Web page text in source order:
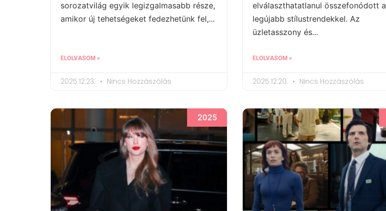
sorozatvilág egyik legizgalmasabb része,
amikor új tehetségeket fedezhetünk fel,...
ELOLVASOM »
2025.12.23. Nincs Hozzászólás
elválaszthatatlanul összefonódott a
legújabb stílustrendekkel. Az
üzletasszony és...
ELOLVASOM »
2025.12.20. Nincs Hozzászólás
2025